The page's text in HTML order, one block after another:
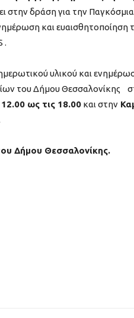
στην δράση για την
και ευαισθητοποίηση
.
υλικού και
του Δήμου Θεσσαλονίκης
12.00 ως τις 18.00 και στην
Δήμου Θεσσαλονίκης.